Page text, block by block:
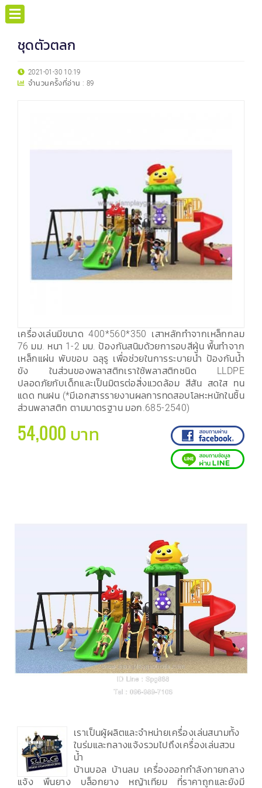
ชุดตัวตลก
2021-01-30 10:19
จำนวนครั้งที่อ่าน : 89
เครื่องเล่นมีขนาด 400*560*350 เสาหลักทำจากเหล็กกลม
76 มม. หนา 1-2 มม. ป้องกันสนิมด้วยการอบสีฝุ่น พื้นทำจาก
เหล็กแผ่น พับขอบ ฉลุรู เพื่อช่วยในการระบายน้ำ ป้องกันน้ำ
ขัง ในส่วนของพลาสติกเราใช้พลาสติกชนิด LLDPE
ปลอดภัยกับเด็กและเป็นมิตรต่อสิ่งแวดล้อม สีสัน สดใส ทน
แดด ทนฝน (*มีเอกสารรายงานผลการทดสอบโลหะหนักในชิ้น
ส่วนพลาสติก ตามมาตรฐาน มอก.685-2540)
54,000 บาท
เราเป็นผู้ผลิตและจำหน่ายเครื่องเล่นสนามทั้ง
ในร่มและกลางแจ้งรวมไปถึงเครื่องเล่นสวน
น้ำ
บ้านบอล บ้านลม เครื่องออกกำลังกายกลาง
แจ้ง พื้นยาง บล็อกยาง หญ้าเทียม ที่ราคาถูกและยังมี